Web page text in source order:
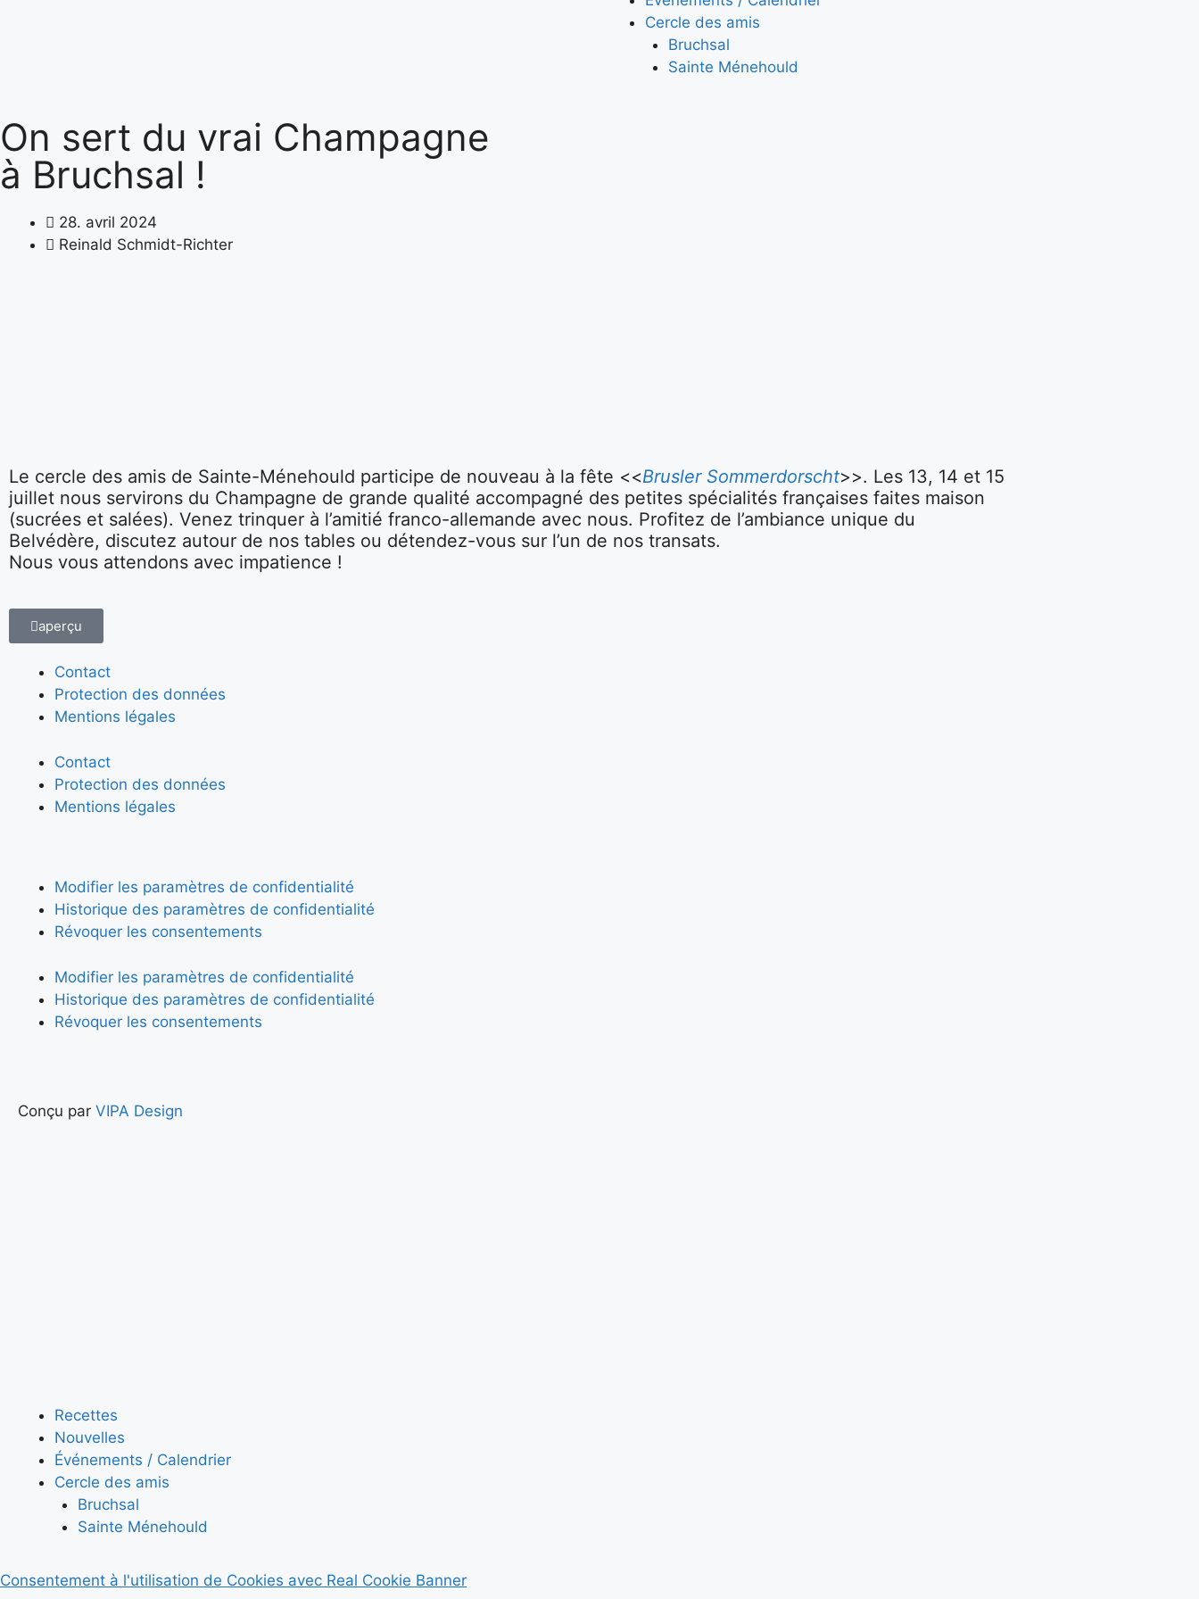
Cercle des amis
Bruchsal
Sainte Ménehould
On sert du vrai Champagne
à Bruchsal !
28. avril 2024
Reinald Schmidt-Richter
Le cercle des amis de Sainte-Ménehould participe de nouveau à la fête <<Brusler Sommerdorscht>>. Les 13, 14 et 15
juillet nous servirons du Champagne de grande qualité accompagné des petites spécialités françaises faites maison
(sucrées et salées). Venez trinquer à l’amitié franco-allemande avec nous. Profitez de l’ambiance unique du
Belvédère, discutez autour de nos tables ou détendez-vous sur l’un de nos transats.
Nous vous attendons avec impatience !
aperçu
Contact
Protection des données
Mentions légales
Contact
Protection des données
Mentions légales
Modifier les paramètres de confidentialité
Historique des paramètres de confidentialité
Révoquer les consentements
Modifier les paramètres de confidentialité
Historique des paramètres de confidentialité
Révoquer les consentements
Conçu par VIPA Design
Recettes
Nouvelles
Événements / Calendrier
Cercle des amis
Bruchsal
Sainte Ménehould
Consentement à l'utilisation de Cookies avec Real Cookie Banner